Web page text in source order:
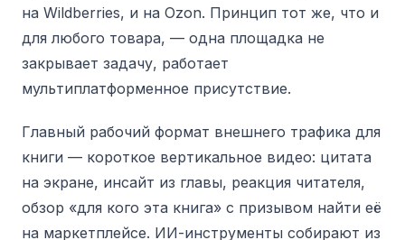
на Wildberries, и на Ozon. Принцип тот же, что и
для любого товара, — одна площадка не
закрывает задачу, работает
мультиплатформенное присутствие.
Главный рабочий формат внешнего трафика для
книги — короткое вертикальное видео: цитата
на экране, инсайт из главы, реакция читателя,
обзор «для кого эта книга» с призывом найти её
на маркетплейсе. ИИ-инструменты собирают из